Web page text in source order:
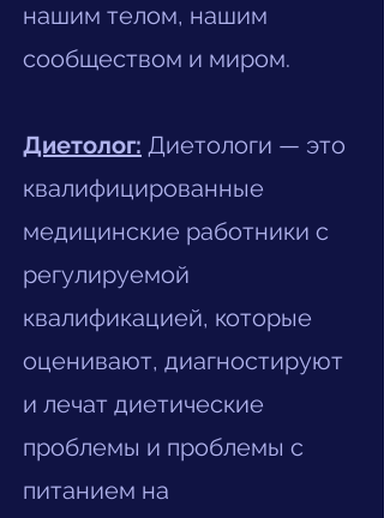
нашим телом, нашим
сообществом и миром.
Диетолог: Диетологи — это
квалифицированные
медицинские работники с
регулируемой
квалификацией, которые
оценивают, диагностируют
и лечат диетические
проблемы и проблемы с
питанием на